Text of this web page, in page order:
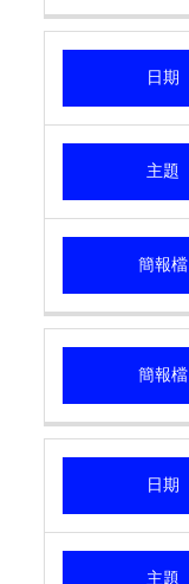
日期
主題
簡報檔
簡報檔
日期
主題